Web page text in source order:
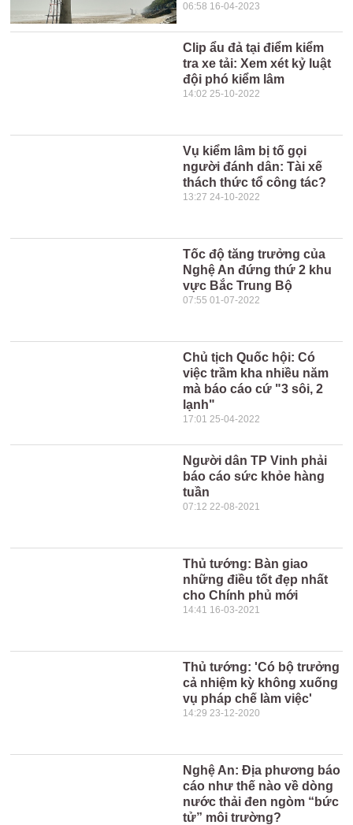
06:58 16-04-2023
Clip ẩu đả tại điểm kiểm
tra xe tải: Xem xét kỷ luật
đội phó kiểm lâm
14:02 25-10-2022
Vụ kiểm lâm bị tố gọi
người đánh dân: Tài xế
thách thức tổ công tác?
13:27 24-10-2022
Tốc độ tăng trưởng của
Nghệ An đứng thứ 2 khu
vực Bắc Trung Bộ
07:55 01-07-2022
Chủ tịch Quốc hội: Có
việc trầm kha nhiều năm
mà báo cáo cứ "3 sôi, 2
lạnh"
17:01 25-04-2022
Người dân TP Vinh phải
báo cáo sức khỏe hàng
tuần
07:12 22-08-2021
Thủ tướng: Bàn giao
những điều tốt đẹp nhất
cho Chính phủ mới
14:41 16-03-2021
Thủ tướng: 'Có bộ trưởng
cả nhiệm kỳ không xuống
vụ pháp chế làm việc'
14:29 23-12-2020
Nghệ An: Địa phương báo
cáo như thế nào về dòng
nước thải đen ngòm “bức
tử” môi trường?